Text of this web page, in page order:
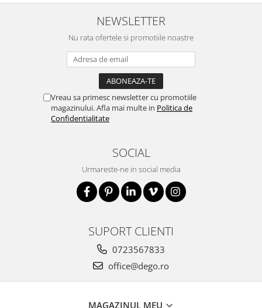
NEWSLETTER
Nu rata ofertele si promotiile noastre
Vreau sa primesc newsletter cu promotiile
magazinului. Afla mai multe in Politica de
Confidentialitate
SOCIAL
Urmareste-ne in social media
SUPORT CLIENTI
0723567833
office@dego.ro
MAGAZINUL MEU